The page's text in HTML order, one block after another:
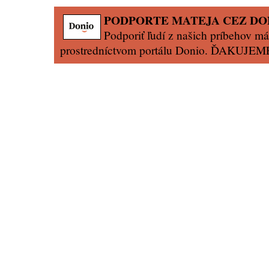
PODPORTE MATEJA CEZ
Podporiť ľudí z našich príbehov
prostredníctvom portálu Donio.